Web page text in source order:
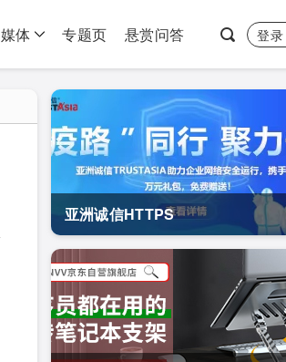
媒体 专题页 悬赏问答 登录
亚洲诚信HTTPS